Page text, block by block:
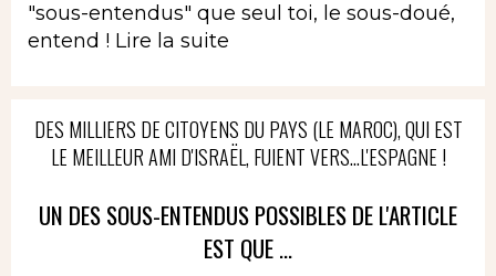
"sous-entendus" que seul toi, le sous-doué,
entend ! Lire la suite
DES MILLIERS DE CITOYENS DU PAYS (LE MAROC), QUI EST
LE MEILLEUR AMI D'ISRAËL, FUIENT VERS...L'ESPAGNE !
UN DES SOUS-ENTENDUS POSSIBLES DE L'ARTICLE
EST QUE ...